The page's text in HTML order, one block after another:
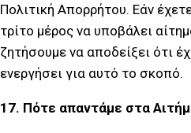
Πολιτική Απορρήτου. Εάν
τρίτο μέρος να υποβάλει
ζητήσουμε να αποδείξει ότι
ενεργήσει για αυτό το σκοπό.
17. Πότε απαντάμε στα